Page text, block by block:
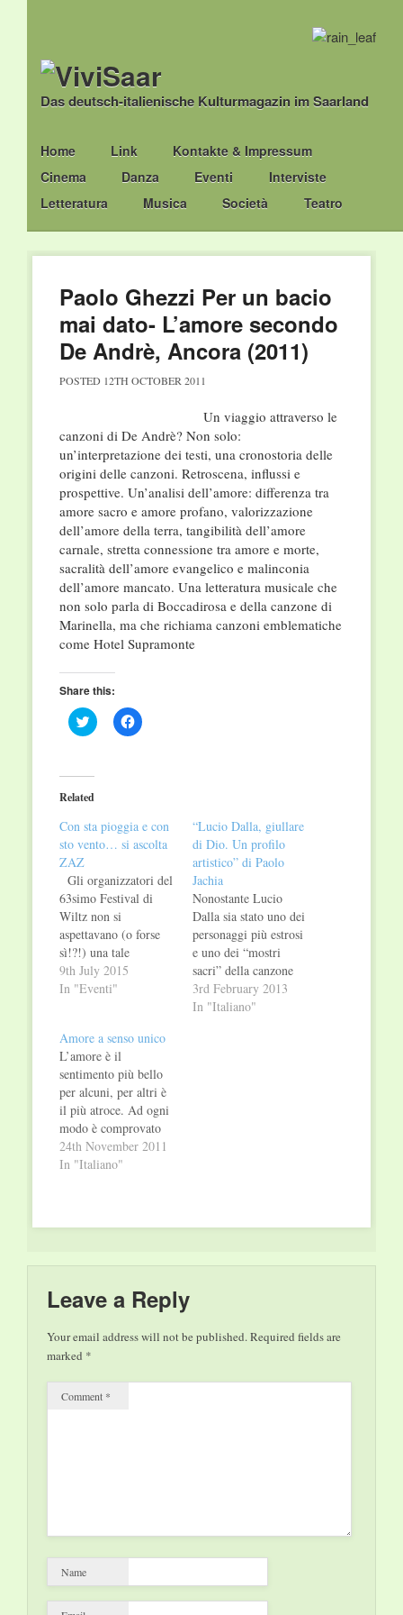
Das deutsch-italienische Kulturmagazin im Saarland
Main menu
Skip
to
content
Home Link
Kontakte & Impressum
Cinema
Danza Eventi
Interviste
Letteratura
Musica Società Teatro
Paolo Ghezzi Per un bacio
mai dato- L’amore secondo
De Andrè, Ancora (2011)
POSTED 12TH OCTOBER 2011
Un viaggio attraverso le
canzoni di De Andrè? Non solo:
un’interpretazione dei testi, una cronostoria delle
origini delle canzoni. Retroscena, influssi e
prospettive. Un’analisi dell’amore: differenza tra
amore sacro e amore profano, valorizzazione
dell’amore della terra, tangibilità dell’amore
carnale, stretta connessione tra amore e morte,
sacralità dell’amore evangelico e malinconia
dell’amore mancato. Una letteratura musicale che
non solo parla di Boccadirosa e della canzone di
Marinella, ma che richiama canzoni emblematiche
come Hotel Supramonte
Share this:
Click
to
(Opens
in
new
Click
to
Related
Con sta pioggia e con
sto vento… si ascolta
ZAZ
Gli organizzatori del
63simo Festival di
Wiltz non si
aspettavano (o forse
sì!?!) una tale
risonanza per il
concerto della
nel 2010 debuttò con
la sua JE VEUX che,
oltre alla vendita di un
milione di dischi, le
valse, sempre nello
stesso anni, il…
9th July 2015
In "Eventi"
“Lucio Dalla, giullare
di Dio. Un profilo
artistico” di Paolo
Jachia
Nonostante Lucio
Dalla sia stato uno dei
personaggi più estrosi
e uno dei “mostri
sacri” della canzone
d’autore italiana, la
produzione letteraria
3rd February 2013
In "Italiano"
Amore a senso unico
L’amore è il
sentimento più bello
per alcuni, per altri è
il più atroce. Ad ogni
modo è comprovato
che ad esso siano stati
dedicati libri, canzoni,
chimica, di fattori che
influenzano la…
24th November 2011
In "Italiano"
Leave a Reply
Your email address will not be published.Required fields are
marked *
Comment *
Name